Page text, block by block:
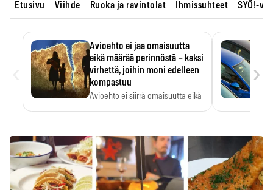
Etusivu Viihde Ruoka ja ravintolat Ihmissuhteet SYÖ!-
Avioehto ei jaa omaisuutta
eikä määrää perinnöstä – kaksi
virhettä, joihin moni edelleen
kompastuu
Avioehto ei siirrä omaisuutta eikä
›